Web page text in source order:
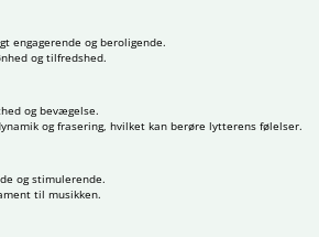
engagerende og beroligende.
og tilfredshed.
og bevægelse.
og frasering, hvilket kan berøre lytterens følelser.
og stimulerende.
til musikken.